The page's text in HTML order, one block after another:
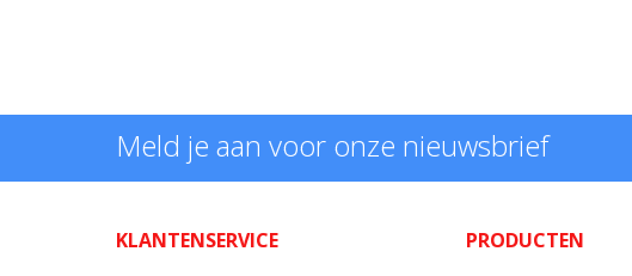
Meld je aan voor onze nieuwsbrief
KLANTENSERVICE PRODUCTEN